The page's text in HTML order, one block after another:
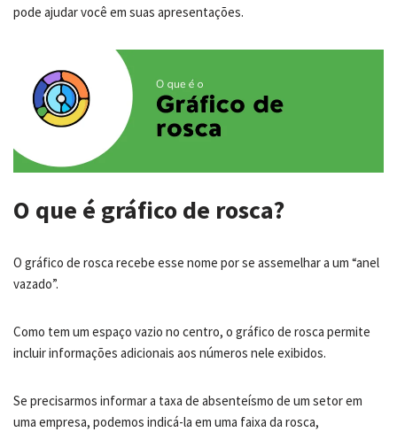
pode ajudar você em suas apresentações.
O que é gráfico de rosca?
O gráfico de rosca recebe esse nome por se assemelhar a um “anel
vazado”.
Como tem um espaço vazio no centro, o gráfico de rosca permite
incluir informações adicionais aos números nele exibidos.
Se precisarmos informar a taxa de absenteísmo de um setor em
uma empresa, podemos indicá-la em uma faixa da rosca,